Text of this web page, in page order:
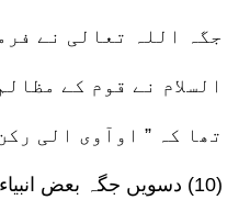
جگہ اللہ تعالی نے
السلام نے قوم کے
(10) دسویں جگہ بعض